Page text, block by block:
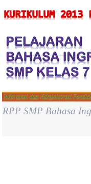
RPP SMP Bahasa